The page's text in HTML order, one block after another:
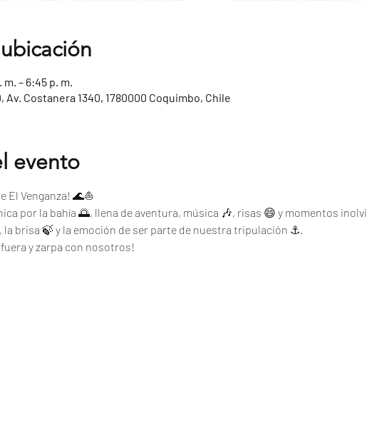
– 6:45 p. m.
Av. Costanera 1340, 1780000 Coquimbo, Chile
evento
El Venganza! 🌊⛵
por la bahía 🌅, llena de aventura, música 🎶, risas 😄 y momentos
la brisa 🍃 y la emoción de ser parte de nuestra tripulación ⚓.
fuera y zarpa con nosotros!